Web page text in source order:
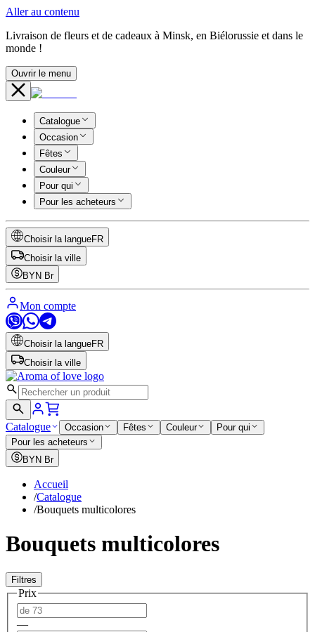
Aller au contenu
Livraison de fleurs et de cadeaux à Minsk, en Biélorussie et dans le
monde !
Ouvrir le menu
Catalogue
Occasion
Fêtes
Couleur
Pour qui
Pour les acheteurs
Choisir la langueFR
Choisir la ville
BYN Br
Mon compte
Choisir la langueFR
Choisir la ville
Catalogue Occasion Fêtes Couleur
Pour qui
Pour les acheteurs
BYN Br
Accueil
/Catalogue
/Bouquets multicolores
Bouquets multicolores
Filtres
Prix
—